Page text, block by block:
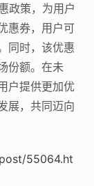
政策，为用户
惠券，用户可
同时，该优惠
份额。在未
户提供更加优
展，共同迈向
55064.ht